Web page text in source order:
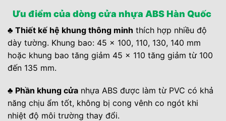
Ưu điểm của dòng cửa nhựa ABS Hàn Quốc
♣ Thiết kế hệ khung thông minh thích hợp nhiều độ
dày tường. Khung bao: 45 x 100, 110, 130, 140 mm
hoặc khung bao tăng giảm 45 x 110 tăng giảm từ 100
đến 135 mm.
♣ Phần khung cửa nhựa ABS được làm từ PVC có khả
năng chịu ẩm tốt, không bị cong vênh co ngót khi
nhiệt độ môi trường thay đổi.